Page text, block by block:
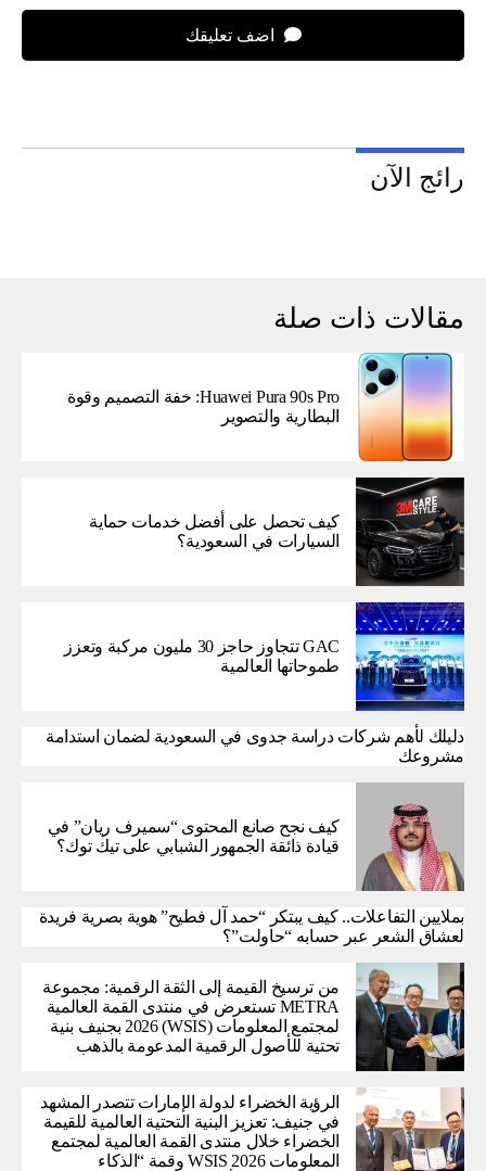
اضف تعليقك
رائج الآن
مقالات ذات صلة
Huawei Pura 90s Pro: خفة التصميم وقوة
البطارية والتصوير
كيف تحصل على أفضل خدمات حماية
السيارات في السعودية؟
GAC تتجاوز حاجز 30 مليون مركبة وتعزز
طموحاتها العالمية
دليلك لأهم شركات دراسة جدوى في السعودية لضمان استدامة
مشروعك
كيف نجح صانع المحتوى “سميرف ريان” في
قيادة ذائقة الجمهور الشبابي على تيك توك؟
بملايين التفاعلات.. كيف يبتكر “حمد آل فطيح” هوية بصرية فريدة
لعشاق الشعر عبر حسابه “حاولت”؟
من ترسيخ القيمة إلى الثقة الرقمية: مجموعة
METRA تستعرض في منتدى القمة العالمية
لمجتمع المعلومات (WSIS) 2026 بجنيف بنية
تحتية للأصول الرقمية المدعومة بالذهب
الرؤية الخضراء لدولة الإمارات تتصدر المشهد
في جنيف: تعزيز البنية التحتية العالمية للقيمة
الخضراء خلال منتدى القمة العالمية لمجتمع
المعلومات WSIS 2026 وقمة “الذكاء